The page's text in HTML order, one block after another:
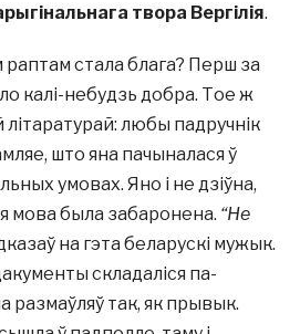
твора Вергілія.
раптам стала блага? Перш за
калі-небудзь добра. Тое ж
літаратурай: любы падручнік
што яна пачыналася ў
умовах. Яно і не дзіўна,
мова была забаронена. “Не
на гэта беларускі мужык.
складаліся па-
размаўляў так, як прывык.